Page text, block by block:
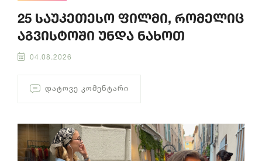
25 საუკეთესო ფილმი, რომელიც
აგვისტოში უნდა ნახოთ
04.08.2026
ᲓᲐᲢᲝᲕᲔ ᲙᲝᲛᲔᲜᲢᲐᲠᲘ